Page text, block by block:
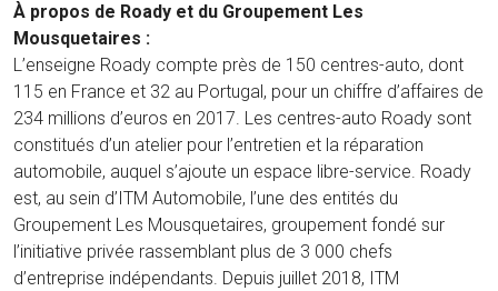
À propos de Roady et du Groupement Les
Mousquetaires :
L’enseigne Roady compte près de 150 centres-auto, dont
115 en France et 32 au Portugal, pour un chiffre d’affaires de
234 millions d’euros en 2017. Les centres-auto Roady sont
constitués d’un atelier pour l’entretien et la réparation
automobile, auquel s’ajoute un espace libre-service. Roady
est, au sein d’ITM Automobile, l’une des entités du
Groupement Les Mousquetaires, groupement fondé sur
l’initiative privée rassemblant plus de 3 000 chefs
d’entreprise indépendants. Depuis juillet 2018, ITM